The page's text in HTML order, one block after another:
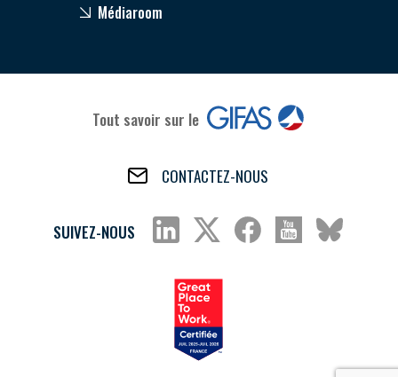
Médiaroom
Tout savoir sur le
CONTACTEZ-NOUS
SUIVEZ-NOUS